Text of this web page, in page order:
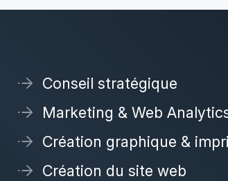
Conseil stratégique
Marketing & Web
Création graphique &
Création du site web